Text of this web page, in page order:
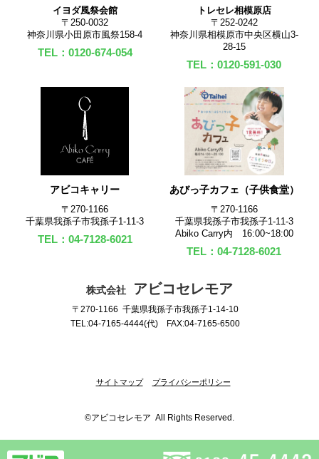
イヨダ風祭会館
〒250-0032
神奈川県小田原市風祭158-4
TEL：0120-674-054
トレセレ相模原店
〒252-0242
神奈川県相模原市中央区横山3-
28-15
TEL：0120-591-030
アビコキャリー
〒270‐1166
千葉県我孫子市我孫子1-11-3
TEL：04-7128-6021
あびっ子カフェ（子供食堂）
〒270‐1166
千葉県我孫子市我孫子1-11-3
Abiko Carry内 16:00~18:00
TEL：04-7128-6021
株式会社 アビコセレモア
〒270-1166 千葉県我孫子市我孫子1-14-10
TEL:04-7165-4444(代) FAX:04-7165-6500
サイトマップ プライバシーポリシー
©アビコセレモア All Rights Reserved.